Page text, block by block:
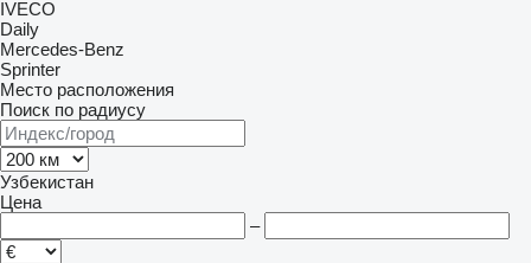
IVECO
Daily
Mercedes-Benz
Sprinter
Место расположения
Поиск по радиусу
Узбекистан
Цена
–